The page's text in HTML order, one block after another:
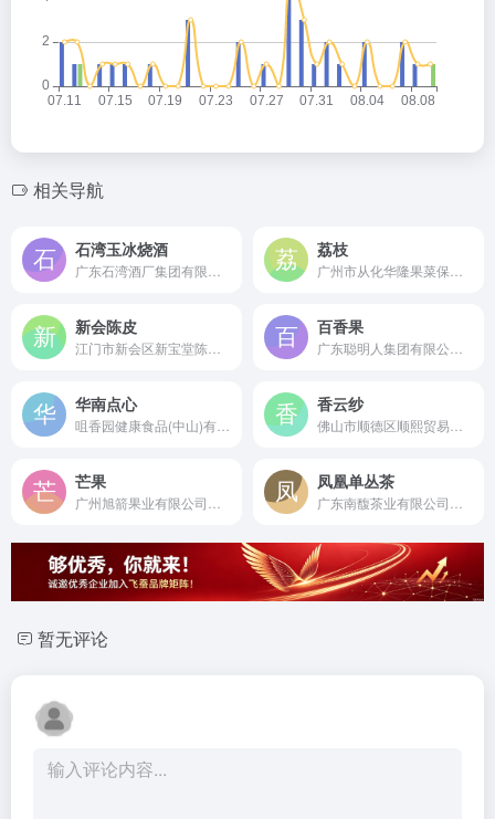
相关导航
石湾玉冰烧酒 荔枝
新会陈皮 百香果
华南点心 香云纱
芒果 凤凰单丛茶
暂无评论